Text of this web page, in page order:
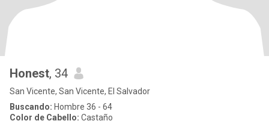
Honest, 34
San Vicente, San Vicente, El Salvador
Buscando: Hombre 36 - 64
Color de Cabello: Castaño